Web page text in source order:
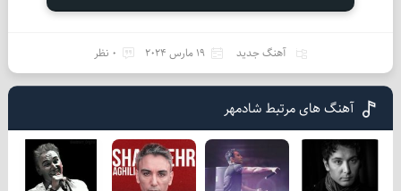
آهنگ جدید 19 مارس 2024 0 نظر
آهنگ های مرتبط شادمهر